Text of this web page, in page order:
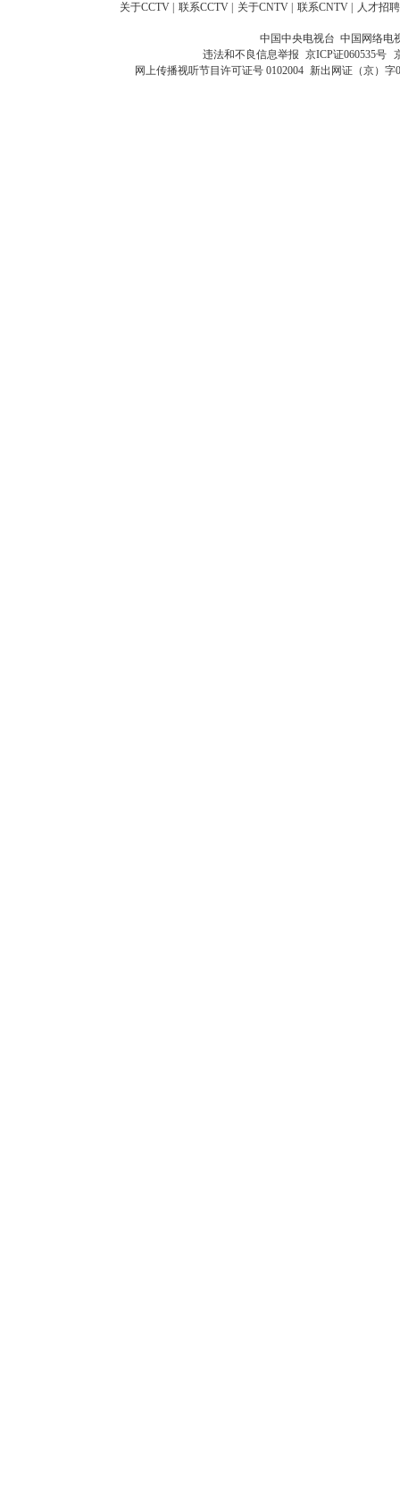
关于CCTV 联系CCTV 关于CNTV 联系CNTV 人才招聘
中国中央电视台 中国网络电
违法和不良信息举报 京ICP证060535号
网上传播视听节目许可证号 0102004 新出网证（京）